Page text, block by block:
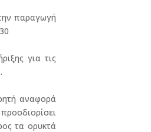
παραγωγή
για τις
αναφορά
τα ορυκτά